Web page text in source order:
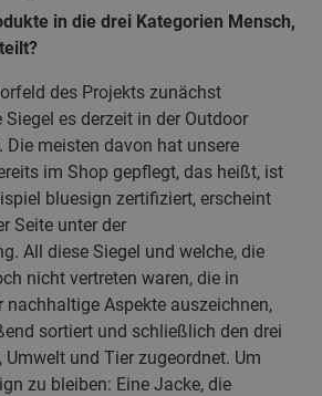
in die drei Kategorien Mensch,
des Projekts zunächst
es derzeit in der Outdoor
Die meisten davon hat unsere
im Shop gepflegt, das heißt, ist
bluesign zertifiziert, erscheint
Seite unter der
All diese Siegel und welche, die
nicht vertreten waren, die in
nachhaltige Aspekte auszeichnen,
sortiert und schließlich den drei
Umwelt und Tier zugeordnet. Um
zu bleiben: Eine Jacke, die